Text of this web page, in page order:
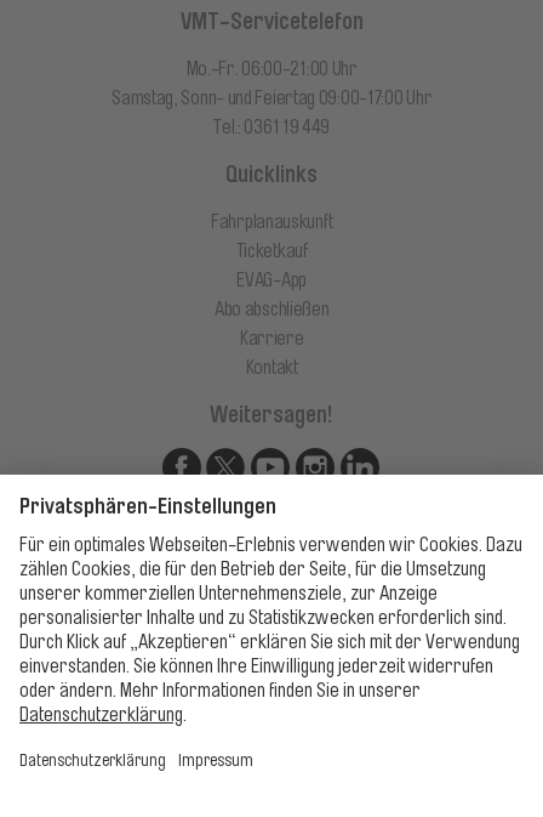
VMT-Servicetelefon
Mo.-Fr. 06:00-21:00 Uhr
Samstag, Sonn- und Feiertag 09:00-17:00 Uhr
Tel.: 0361 19 449
Quicklinks
Fahrplanauskunft
Ticketkauf
EVAG-App
Abo abschließen
Karriere
Kontakt
Weitersagen!